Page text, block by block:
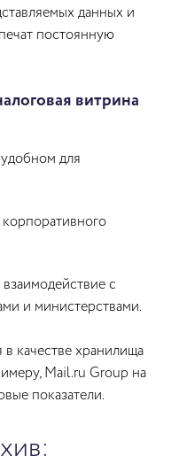
данных и
постоянную
витрина
для
корпоративного
с
и министерствами.
в качестве хранилища
Mail.ru Group на
показатели.